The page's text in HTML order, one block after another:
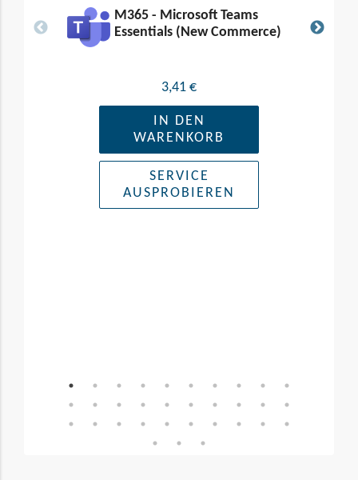
M365 - Microsoft Teams
Essentials (New Commerce)
3,41 €
IN DEN
WARENKORB
SERVICE
AUSPROBIEREN